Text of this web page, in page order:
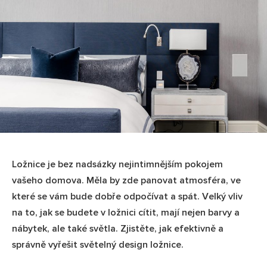
Ložnice je bez nadsázky nejintimnějším pokojem
vašeho domova. Měla by zde panovat atmosféra, ve
které se vám bude dobře odpočívat a spát. Velký vliv
na to, jak se budete v ložnici cítit, mají nejen barvy a
nábytek, ale také světla. Zjistěte, jak efektivně a
správně vyřešit světelný design ložnice.